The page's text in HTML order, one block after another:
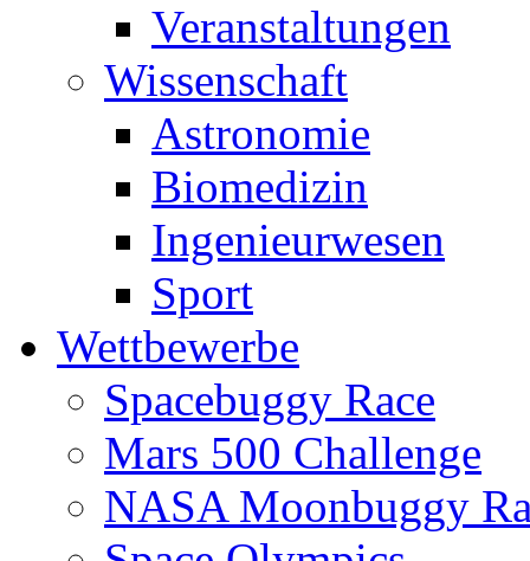
Veranstaltungen
Wissenschaft
Astronomie
Biomedizin
Ingenieurwesen
Sport
Wettbewerbe
Spacebuggy Race
Mars 500 Challenge
NASA Moonbuggy